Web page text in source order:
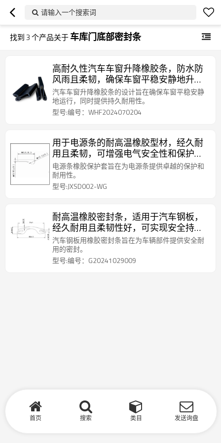
请输入一个搜索词
找到3个产品关于车库门底部密封条
高耐久性汽车车窗升降橡胶条，防水防
风雨且柔韧，确保车窗平稳安静地升
降。
汽车车窗升降橡胶条的设计旨在确保车窗平稳安静
地运行，同时提供持久耐用性。
型号:编号：WHF2024070204
用于电源条的耐高温橡胶型材，经久耐
用且柔韧，可增强电气安全性和保护
性。
电源条橡胶保护套旨在为电源条提供卓越的保护和
耐用性。
型号:JXSD002-WG
耐高温橡胶密封条，适用于汽车钢板，
经久耐用且柔韧性好，可实现安全持久
的密封。
汽车钢板用橡胶密封条旨在为车辆部件提供安全耐
用的密封。
型号:编号：G20241029009
首页 搜索 类目 发送询盘